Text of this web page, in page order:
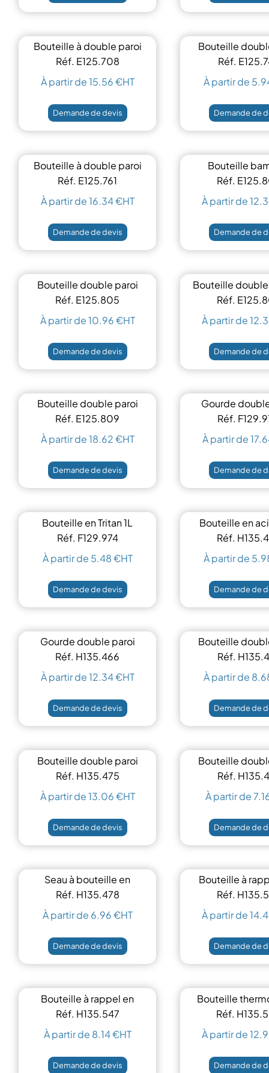
Bouteille à double paroi
400 ml
Réf. E125.708
À partir de 15.56 €HT
Demande de devis
Bouteille
500 ml
Réf.
À partir de
Demande de
Bouteille à double paroi
480 ml
Réf. E125.761
À partir de 16.34 €HT
Demande de devis
Bouteille
double
Réf.
À partir de
Demande de
Bouteille double paroi
750ml
Réf. E125.805
À partir de 10.96 €HT
Demande de devis
Bouteille double
Réf.
À partir de
Demande de
Bouteille double paroi
600ml
Réf. E125.809
À partir de 18.62 €HT
Demande de devis
Gourde
1,5L
Réf.
À partir de
Demande de
Bouteille en Tritan 1L
Réf. F129.974
À partir de 5.48 €HT
Demande de devis
Bouteille en
recyclé
Réf.
À partir de
Demande de
Gourde double paroi
780 ml
Réf. H135.466
À partir de 12.34 €HT
Demande de devis
Bouteille
500 ml
Réf.
À partir de
Demande de
Bouteille double paroi
970 ml
Réf. H135.475
À partir de 13.06 €HT
Demande de devis
Bouteille
500 ml
Réf.
À partir de
Demande de
Seau à bouteille en
métal 4L
Réf. H135.478
À partir de 6.96 €HT
Demande de devis
Bouteille à
500 ml
Réf.
À partir de
Demande de
Bouteille à rappel en
Tritan™
Réf. H135.547
À partir de 8.14 €HT
Demande de devis
Bouteille
500ml
Réf.
À partir de
Demande de